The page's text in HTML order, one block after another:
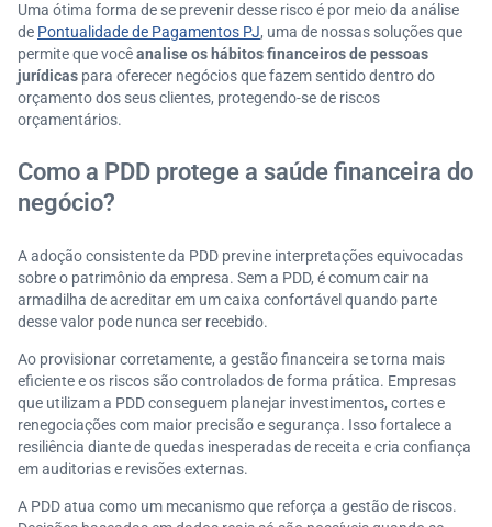
Uma ótima forma de se prevenir desse risco é por meio da análise
de Pontualidade de Pagamentos PJ, uma de nossas soluções que
permite que vocêanalise os hábitos financeiros de pessoas
jurídicas para oferecer negócios que fazem sentido dentro do
orçamento dos seus clientes, protegendo-se de riscos
orçamentários.
Como a PDD protege a saúde financeira do
negócio?
A adoção consistente da PDD previne interpretações equivocadas
sobre o patrimônio da empresa. Sem a PDD, é comum cair na
armadilha de acreditar em um caixa confortável quando parte
desse valor pode nunca ser recebido.
Ao provisionar corretamente, a gestão financeira se torna mais
eficiente e os riscos são controlados de forma prática. Empresas
que utilizam a PDD conseguem planejar investimentos, cortes e
renegociações com maior precisão e segurança. Isso fortalece a
resiliência diante de quedas inesperadas de receita e cria confiança
em auditorias e revisões externas.
A PDD atua como um mecanismo que reforça a gestão de riscos.